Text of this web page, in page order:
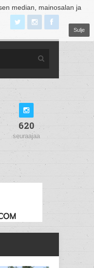
median, mainosalan ja
Sulje
620
seuraajaa